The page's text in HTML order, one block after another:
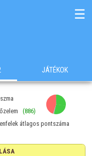
☰
JÁTÉKOK
(886)
átlagos pontszáma